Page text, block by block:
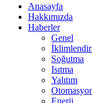
Anasayfa
Hakkımızda
Haberler
Genel
Soğutma
Isıtma
Yalıtım
Enerji